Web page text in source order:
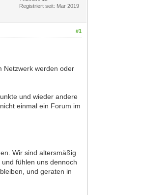
Registriert seit: Mar 2019
#1
Netzwerk werden oder
und wieder andere
einmal ein Forum im
Wir sind altersmäßig
fühlen uns dennoch
und geraten in